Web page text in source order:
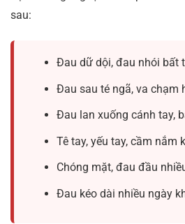
sau:
Đau dữ dội, đau nhói bất
Đau sau té ngã, va chạm
Đau lan xuống cánh tay,
Tê tay, yếu tay, cầm nắm
Chóng mặt, đau đầu
Đau kéo dài nhiều ngày